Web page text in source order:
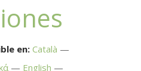
en: Català
English